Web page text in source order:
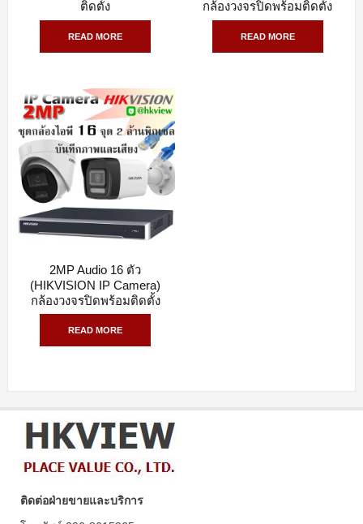
ติดตั้ง
READ MORE
กล้องวงจรปิดพร้อมติดตั้ง
READ MORE
QUICK VIEW
2MP Audio 16 ตัว
(HIKVISION IP Camera)
กล้องวงจรปิดพร้อมติดตั้ง
READ MORE
ติดต่อฝ่ายขายและบริการ